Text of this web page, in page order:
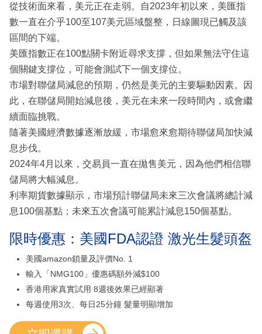
從技術面來看，美元正在走弱。自2023年初以來，美匯指
數一直在介乎100至107美元區域盤整，日線圖現已觸及該
區間的下端。
美匯指數正在100點關卡附近尋求支撐，但如果無法守住這
個關鍵支撐位，可能會測試下一個支撐位。
市場對聯儲局減息的預期，仍然是美元的主要驅動因素。因
此，在聯儲局開始減息後，美元在未來一段時間內，或會繼
續面臨挑戰。
隨著美國經濟數據逐漸放緩，市場愈來愈期待聯儲局加快減
息步伐。
2024年4月以來，交易員一直在拋售美元，因為他們相信聯
儲局將大幅減息。
利率期貨數據顯示，市場預計聯儲局未來三次會議將總計減
息100個基點；未來五次會議可能累計減息150個基點。
限時優惠：美國FDA認證 激光生髮頭盔
美國amazon鎖量及評價No. 1
輸入「NMG100」優惠碼額外減$100
香港用家真實試用 8週後效果已經顯著
每週使用3次、每日25分鐘 髮量明顯增加